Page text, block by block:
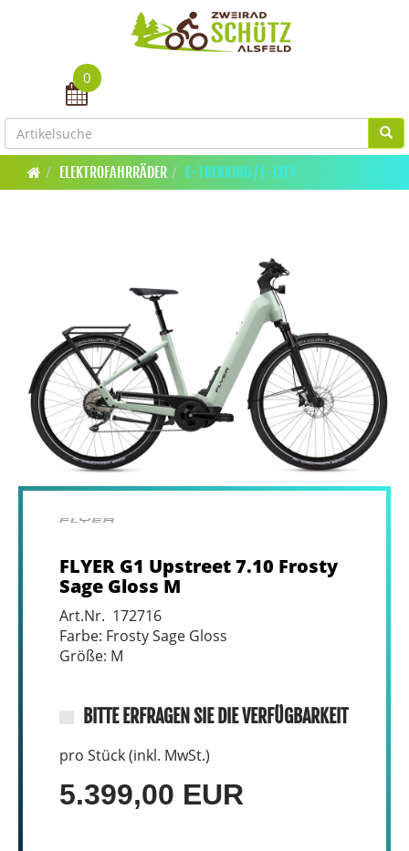
Toggle navigation
0
ELEKTROFAHRRÄDER E-TREKKING / E-CITY
FLYER G1 Upstreet 7.10 Frosty
Sage Gloss M
Art.Nr. 172716
Farbe: Frosty Sage Gloss
Größe: M
BITTE ERFRAGEN SIE DIE VERFÜGBARKEIT
pro Stück (inkl. MwSt.)
5.399,00 EUR